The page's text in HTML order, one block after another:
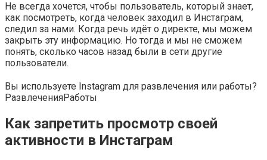
Не всегда хочется, чтобы пользователь, который знает,
как посмотреть, когда человек заходил в Инстаграм,
следил за нами. Когда речь идёт о директе, мы можем
закрыть эту информацию. Но тогда и мы не сможем
понять, сколько часов назад были в сети другие
пользователи.
Вы используете Instagram для развлечения или работы?
РазвлеченияРаботы
Как запретить просмотр своей
активности в Инстаграм